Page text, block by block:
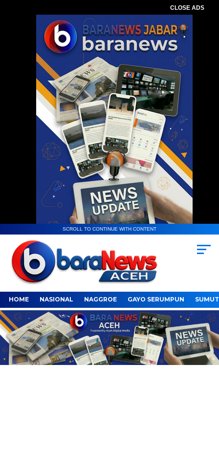
CLOSE ADS
SCROLL TO CONTINUE WITH CONTENT
HOME NASIONAL NAGGROE GAYO SERUMPUN SUMUT